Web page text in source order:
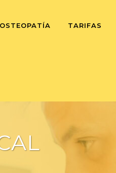
OSTEOPATÍA TARIFAS